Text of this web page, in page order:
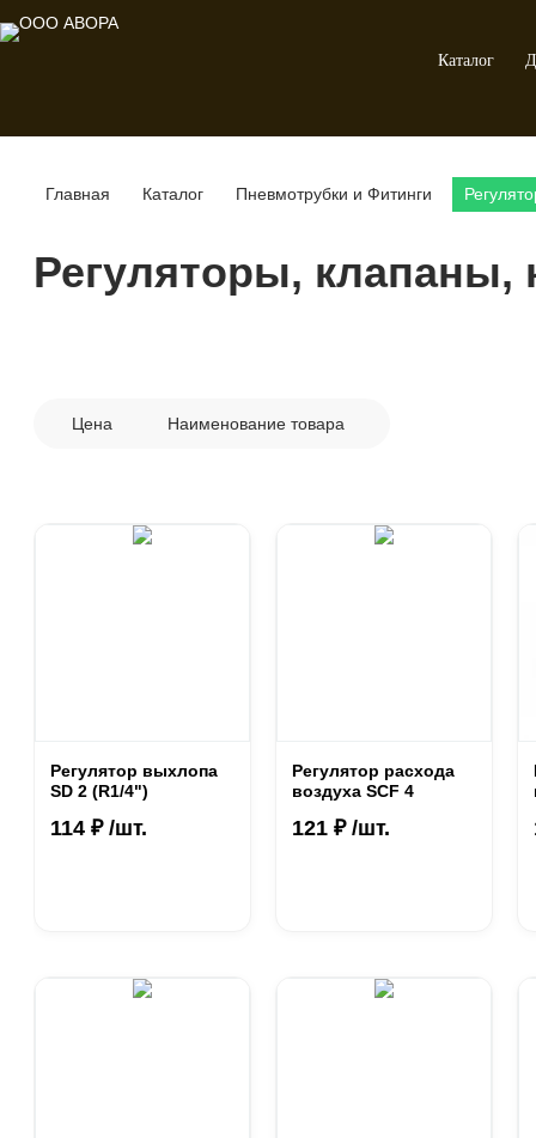
Каталог
Главная Каталог Пневмотрубки и Фитинги
Регуляторы, клапаны,
Цена Наименование товара
Регулятор выхлопа
SD 2 (R1/4")
114 ₽ /шт.
Регулятор расхода
воздуха SCF 4
121 ₽ /шт.